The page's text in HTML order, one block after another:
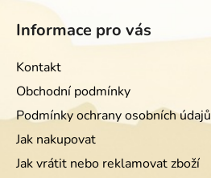
Informace pro vás
Kontakt
Obchodní podmínky
Podmínky ochrany osobních údajů
Jak nakupovat
Jak vrátit nebo reklamovat zboží